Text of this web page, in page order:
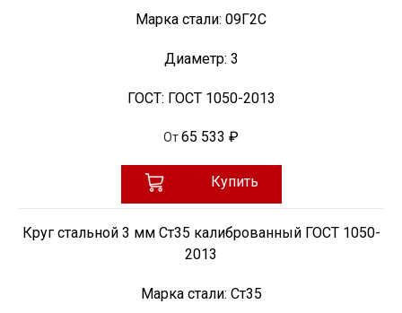
Марка стали: 09Г2С
Диаметр: 3
ГОСТ: ГОСТ 1050-2013
От65 533 ₽
Купить
Круг стальной 3 мм Ст35 калиброванный ГОСТ 1050-
2013
Марка стали: Ст35